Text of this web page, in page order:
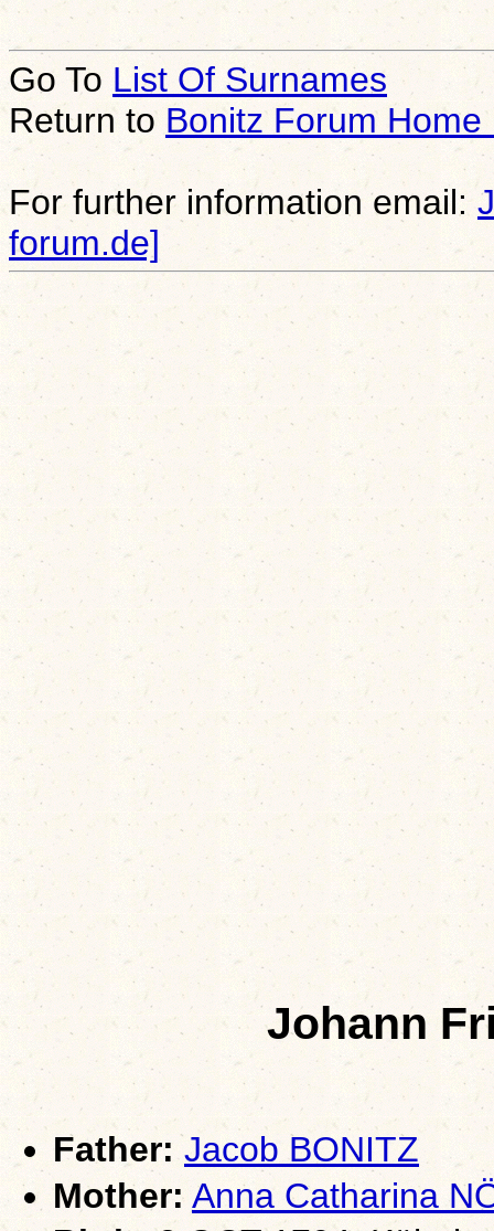
Go To List Of Surnames
Return to Bonitz Forum Home
For further information email:
forum.de]
Johann
Father: Jacob BONITZ
Mother:Anna Catharina